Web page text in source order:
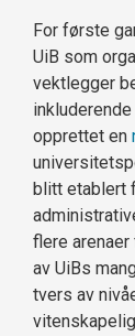
For første
UiB som
vektlegger
opprettet en
blitt etablert
flere
av UiBs
tvers av